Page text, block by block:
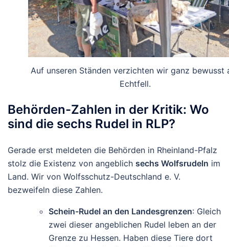
Auf unseren Ständen verzichten wir ganz bewusst
Echtfell.
Behörden-Zahlen in der Kritik: Wo
sind die sechs Rudel in RLP?
Gerade erst meldeten die Behörden in Rheinland-Pfalz
stolz die Existenz von angeblich sechs Wolfsrudeln im
Land. Wir von Wolfsschutz-Deutschland e. V.
bezweifeln diese Zahlen.
Schein-Rudel an den Landesgrenzen: Gleich
zwei dieser angeblichen Rudel leben an der
Grenze zu Hessen. Haben diese Tiere dort